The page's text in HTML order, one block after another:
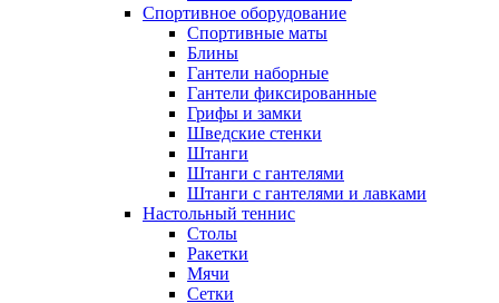
Спортивное оборудование
Спортивные маты
Блины
Гантели наборные
Гантели фиксированные
Грифы и замки
Шведские стенки
Штанги
Штанги с гантелями
Штанги с гантелями и лавками
Настольный теннис
Столы
Ракетки
Мячи
Сетки